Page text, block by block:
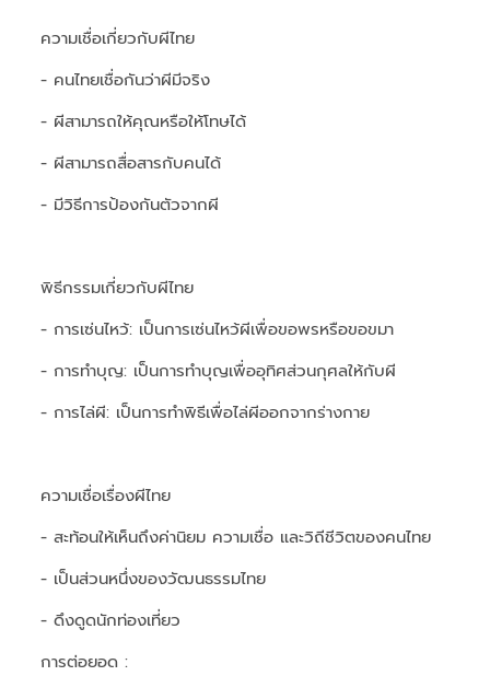
ความเชื่อเกี่ยวกับผีไทย
- คนไทยเชื่อกันว่าผีมีจริง
- ผีสามารถให้คุณหรือให้โทษได้
- ผีสามารถสื่อสารกับคนได้
- มีวิธีการป้องกันตัวจากผี
พิธีกรรมเกี่ยวกับผีไทย
- การเซ่นไหว้: เป็นการเซ่นไหว้ผีเพื่อขอพรหรือขอขมา
- การทำบุญ: เป็นการทำบุญเพื่ออุทิศส่วนกุศลให้กับผี
- การไล่ผี: เป็นการทำพิธีเพื่อไล่ผีออกจากร่างกาย
ความเชื่อเรื่องผีไทย
- สะท้อนให้เห็นถึงค่านิยม ความเชื่อ และวิถีชีวิตของคนไทย
- เป็นส่วนหนึ่งของวัฒนธรรมไทย
- ดึงดูดนักท่องเที่ยว
การต่อยอด :